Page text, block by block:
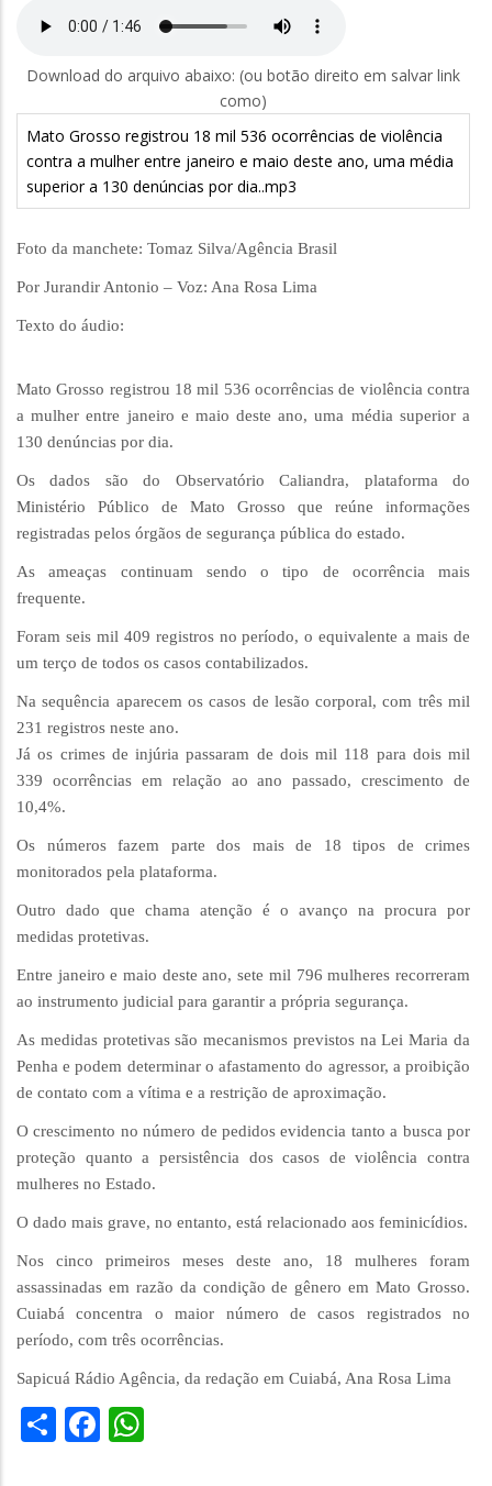
Download do arquivo abaixo: (ou botão direito em salvar link
como)
Mato Grosso registrou 18 mil 536 ocorrências de violência
contra a mulher entre janeiro e maio deste ano, uma média
superior a 130 denúncias por dia..mp3
Foto da manchete: Tomaz Silva/Agência Brasil
Por Jurandir Antonio – Voz: Ana Rosa Lima
Texto do áudio:
Mato Grosso registrou 18 mil 536 ocorrências de violência contra
a mulher entre janeiro e maio deste ano, uma média superior a
130 denúncias por dia.
Os dados são do Observatório Caliandra, plataforma do
Ministério Público de Mato Grosso que reúne informações
registradas pelos órgãos de segurança pública do estado.
As ameaças continuam sendo o tipo de ocorrência mais
frequente.
Foram seis mil 409 registros no período, o equivalente a mais de
um terço de todos os casos contabilizados.
Na sequência aparecem os casos de lesão corporal, com três mil
231 registros neste ano.
Já os crimes de injúria passaram de dois mil 118 para dois mil
339 ocorrências em relação ao ano passado, crescimento de
10,4%.
Os números fazem parte dos mais de 18 tipos de crimes
monitorados pela plataforma.
Outro dado que chama atenção é o avanço na procura por
medidas protetivas.
Entre janeiro e maio deste ano, sete mil 796 mulheres recorreram
ao instrumento judicial para garantir a própria segurança.
As medidas protetivas são mecanismos previstos na Lei Maria da
Penha e podem determinar o afastamento do agressor, a proibição
de contato com a vítima e a restrição de aproximação.
O crescimento no número de pedidos evidencia tanto a busca por
proteção quanto a persistência dos casos de violência contra
mulheres no Estado.
O dado mais grave, no entanto, está relacionado aos feminicídios.
Nos cinco primeiros meses deste ano, 18 mulheres foram
assassinadas em razão da condição de gênero em Mato Grosso.
Cuiabá concentra o maior número de casos registrados no
período, com três ocorrências.
Sapicuá Rádio Agência, da redação em Cuiabá, Ana Rosa Lima
ShareFacebook